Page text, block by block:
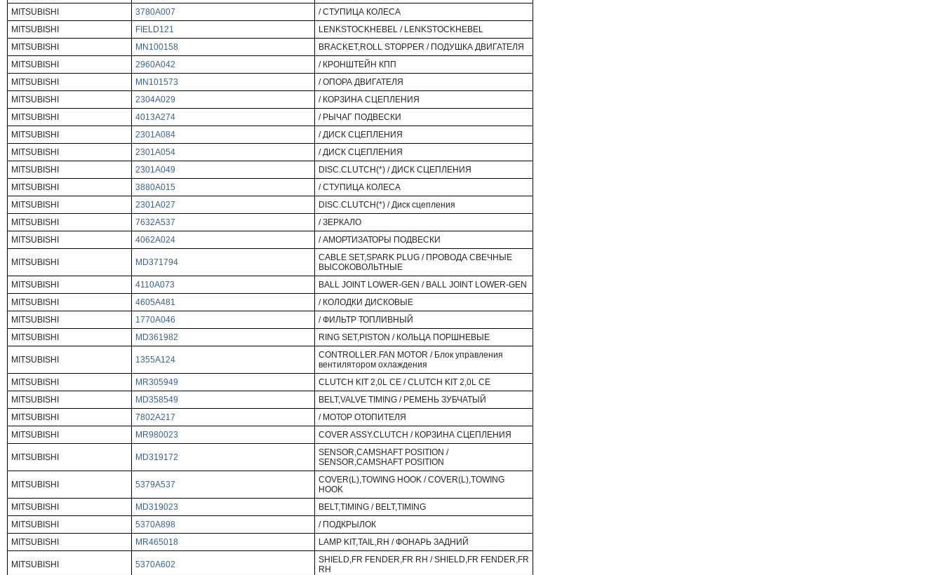
MITSUBISHI
3780A007
/ СТУПИЦА КОЛЕСА
MITSUBISHI
FIELD121
LENKSTOCKHEBEL / LENKSTOCKHEBEL
MITSUBISHI
MN100158
BRACKET,ROLL STOPPER / ПОДУШКА ДВИГАТЕЛЯ
MITSUBISHI
2960A042
/ КРОНШТЕЙН КПП
MITSUBISHI
MN101573
/ ОПОРА ДВИГАТЕЛЯ
MITSUBISHI
2304A029
/ КОРЗИНА СЦЕПЛЕНИЯ
MITSUBISHI
4013A274
/ РЫЧАГ ПОДВЕСКИ
MITSUBISHI
2301A084
/ ДИСК СЦЕПЛЕНИЯ
MITSUBISHI
2301A054
/ ДИСК СЦЕПЛЕНИЯ
MITSUBISHI
2301A049
DISC.CLUTCH(*) / ДИСК СЦЕПЛЕНИЯ
MITSUBISHI
3880A015
/ СТУПИЦА КОЛЕСА
MITSUBISHI
2301A027
DISC.CLUTCH(*) / Диск сцепления
MITSUBISHI
7632A537
/ ЗЕРКАЛО
MITSUBISHI
4062A024 / АМОРТИЗАТОРЫ ПОДВЕСКИ
MITSUBISHI MD371794
CABLE SET,SPARK PLUG / ПРОВОДА СВЕЧНЫЕ
ВЫСОКОВОЛЬТНЫЕ
MITSUBISHI
4110A073
BALL JOINT LOWER-GEN / BALL JOINT LOWER-GEN
MITSUBISHI
4605A481
/ КОЛОДКИ ДИСКОВЫЕ
MITSUBISHI
1770A046
/ ФИЛЬТР ТОПЛИВНЫЙ
MITSUBISHI
MD361982 RING SET,PISTON / КОЛЬЦА ПОРШНЕВЫЕ
MITSUBISHI 1355A124
CONTROLLER.FAN MOTOR / Блок управления
вентилятором охлаждения
MITSUBISHI
MR305949
CLUTCH KIT 2,0L CE / CLUTCH KIT 2,0L CE
MITSUBISHI
MD358549
BELT,VALVE TIMING / РЕМЕНЬ ЗУБЧАТЫЙ
MITSUBISHI
7802A217
/ МОТОР ОТОПИТЕЛЯ
MITSUBISHI
MR980023 COVER ASSY.CLUTCH / КОРЗИНА СЦЕПЛЕНИЯ
MITSUBISHI MD319172
SENSOR,CAMSHAFT POSITION /
SENSOR,CAMSHAFT POSITION
MITSUBISHI 5379A537
COVER(L),TOWING HOOK / COVER(L),TOWING
HOOK
MITSUBISHI
MD319023
BELT,TIMING / BELT,TIMING
MITSUBISHI
5370A898
/ ПОДКРЫЛОК
MITSUBISHI
MR465018 LAMP KIT,TAIL,RH / ФОНАРЬ ЗАДНИЙ
MITSUBISHI 5370A602
SHIELD,FR FENDER,FR RH / SHIELD,FR FENDER,FR
RH